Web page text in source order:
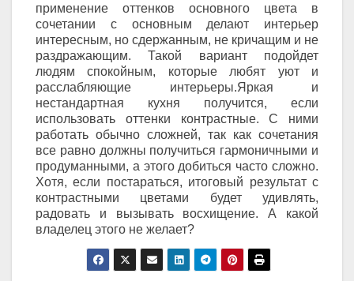
применение оттенков основного цвета в
сочетании с основным делают интерьер
интересным, но сдержанным, не кричащим и не
раздражающим. Такой вариант подойдет
людям спокойным, которые любят уют и
расслабляющие интерьеры.Яркая и
нестандартная кухня получится, если
использовать оттенки контрастные. С ними
работать обычно сложней, так как сочетания
все равно должны получиться гармоничными и
продуманными, а этого добиться часто сложно.
Хотя, если постараться, итоговый результат с
контрастными цветами будет удивлять,
радовать и вызывать восхищение. А какой
владелец этого не желает?